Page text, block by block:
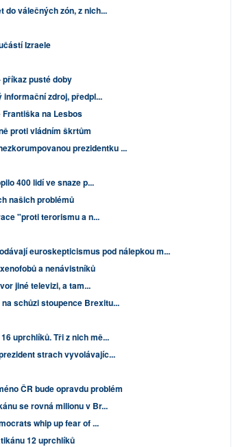
do válečných zón, z nich...
Izraele
pusté doby
zdroj, předpl...
na Lesbos
proti vládním škrtům
prezidentku ...
400 lidí ve snaze p...
našich problémů
"proti terorismu a n...
euroskepticismus pod nálepkou m...
a nenávistníků
jiné televizi, a tam...
schůzi stoupence Brexitu...
uprchlíků. Tři z nich mě...
strach vyvolávajíc...
ČR bude opravdu problém
se rovná milionu v Br...
whip up fear of ...
12 uprchlíků